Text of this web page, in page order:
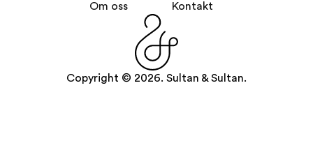
Om oss
Kontakt
Copyright © 2026. Sultan & Sultan.